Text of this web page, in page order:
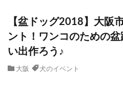
【盆ドッグ2018】大阪
ント！ワンコのための
い出作ろう♪
大阪 犬のイベント